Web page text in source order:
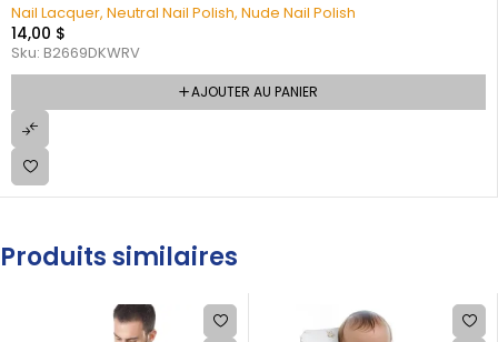
Nail Lacquer, Neutral Nail Polish, Nude Nail Polish
14,00 $
Sku: B2669DKWRV
AJOUTER AU PANIER
Produits similaires